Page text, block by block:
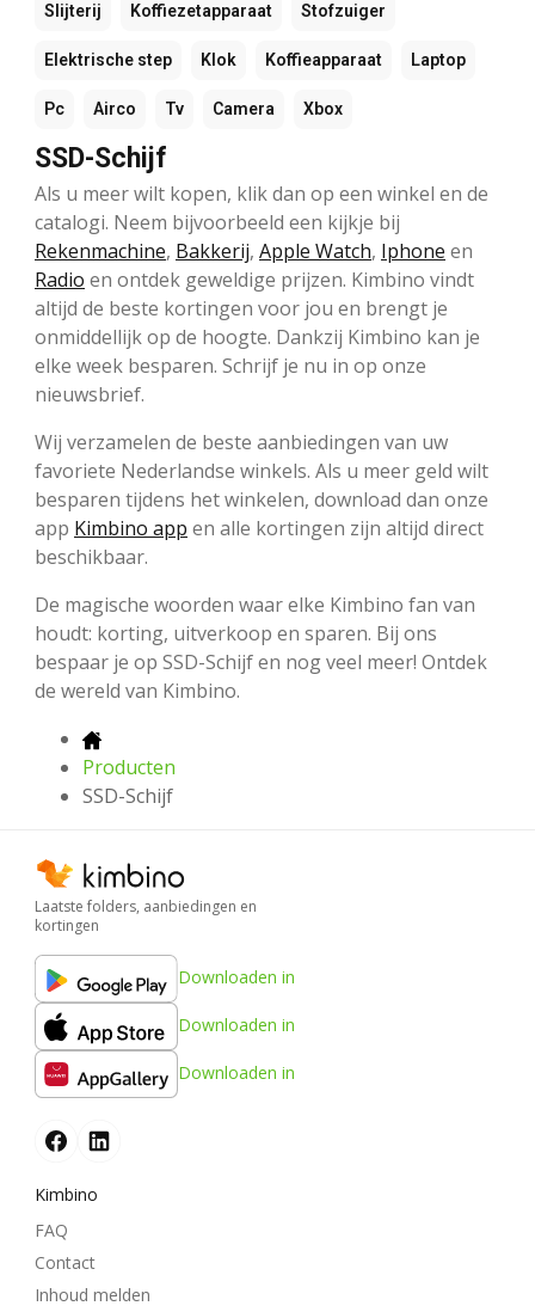
Slijterij Koffiezetapparaat Stofzuiger
Elektrische step Klok Koffieapparaat Laptop
Pc Airco Tv Camera Xbox
SSD-Schijf
Als u meer wilt kopen, klik dan op een winkel en de
catalogi. Neem bijvoorbeeld een kijkje bij
Rekenmachine, Bakkerij, Apple Watch, Iphone en
Radio en ontdek geweldige prijzen. Kimbino vindt
altijd de beste kortingen voor jou en brengt je
onmiddellijk op de hoogte. Dankzij Kimbino kan je
elke week besparen. Schrijf je nu in op onze
nieuwsbrief.
Wij verzamelen de beste aanbiedingen van uw
favoriete Nederlandse winkels. Als u meer geld wilt
besparen tijdens het winkelen, download dan onze
app Kimbino app en alle kortingen zijn altijd direct
beschikbaar.
De magische woorden waar elke Kimbino fan van
houdt: korting, uitverkoop en sparen. Bij ons
bespaar je op SSD-Schijf en nog veel meer! Ontdek
de wereld van Kimbino.
Producten
SSD-Schijf
Laatste folders, aanbiedingen en
kortingen
Downloaden in
Downloaden in
Downloaden in
Kimbino
FAQ
Contact
Inhoud melden